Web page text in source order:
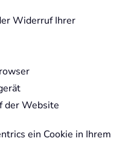
Widerruf Ihrer
der Website
ein Cookie in Ihrem